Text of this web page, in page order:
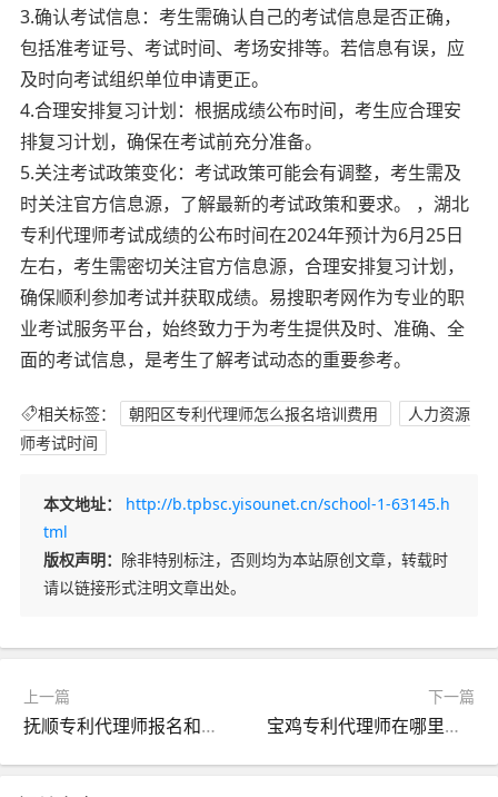
3.确认考试信息：考生需确认自己的考试信息是否正确，
包括准考证号、考试时间、考场安排等。若信息有误，应
及时向考试组织单位申请更正。
4.合理安排复习计划：根据成绩公布时间，考生应合理安
排复习计划，确保在考试前充分准备。
5.关注考试政策变化：考试政策可能会有调整，考生需及
时关注官方信息源，了解最新的考试政策和要求。 ，湖北
专利代理师考试成绩的公布时间在2024年预计为6月25日
左右，考生需密切关注官方信息源，合理安排复习计划，
确保顺利参加考试并获取成绩。易搜职考网作为专业的职
业考试服务平台，始终致力于为考生提供及时、准确、全
面的考试信息，是考生了解考试动态的重要参考。
相关标签： 朝阳区专利代理师怎么报名培训费用
人力资源
师考试时间
本文地址：
http://b.tpbsc.yisounet.cn/school-1-63145.h
tml
版权声明： 除非特别标注，否则均为本站原创文章，转载时
请以链接形式注明文章出处。
上一篇
抚顺专利代理师报名和考试时间及报名网址-抚顺专利代理师报名时间
下一篇
宝鸡专利代理师在哪里报名具体报考时间介绍-宝鸡专利代理师报名时间介绍